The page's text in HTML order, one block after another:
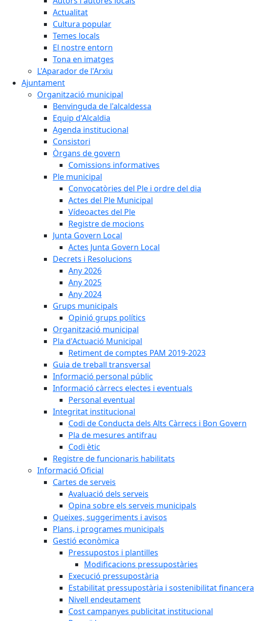
Actualitat
Cultura popular
Temes locals
El nostre entorn
Tona en imatges
L'Aparador de l'Arxiu
Ajuntament
Organització municipal
Benvinguda de l'alcaldessa
Equip d'Alcaldia
Agenda institucional
Consistori
Òrgans de govern
Comissions informatives
Ple municipal
Convocatòries del Ple i ordre del dia
Actes del Ple Municipal
Vídeoactes del Ple
Registre de mocions
Junta Govern Local
Actes Junta Govern Local
Decrets i Resolucions
Any 2026
Any 2025
Any 2024
Grups municipals
Opinió grups polítics
Organització municipal
Pla d'Actuació Municipal
Retiment de comptes PAM 2019-2023
Guia de treball transversal
Informació personal públic
Informació càrrecs electes i eventuals
Personal eventual
Integritat institucional
Codi de Conducta dels Alts Càrrecs i Bon Govern
Pla de mesures antifrau
Codi ètic
Registre de funcionaris habilitats
Informació Oficial
Cartes de serveis
Avaluació dels serveis
Opina sobre els serveis municipals
Queixes, suggeriments i avisos
Plans, i programes municipals
Gestió econòmica
Pressupostos i plantilles
Modificacions pressupostàries
Execució pressupostària
Estabilitat pressupostària i sostenibilitat financera
Nivell endeutament
Cost campanyes publicitat institucional